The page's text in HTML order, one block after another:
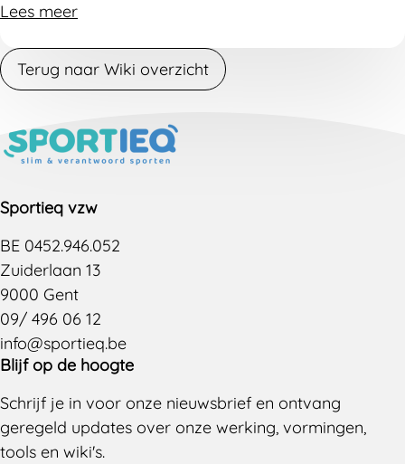
is dat zo belangrijk?
Lees meer
Terug naar Wiki overzicht
Sportieq vzw
BE 0452.946.052
Zuiderlaan 13
9000 Gent
09/ 496 06 12
info@sportieq.be
Blijf op de hoogte
Schrijf je in voor onze nieuwsbrief en ontvang
geregeld updates over onze werking, vormingen,
tools en wiki's.